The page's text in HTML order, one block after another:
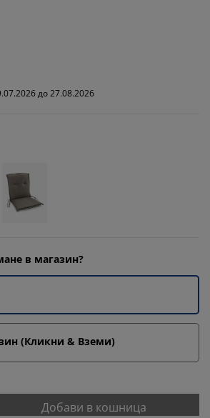
до 27.08.2026
в магазин?
(Кликни & Вземи)
Добави в кошница